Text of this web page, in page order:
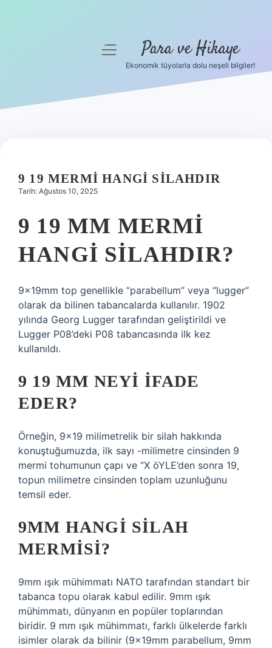
Hakkımızda
menüyü
Para ve Hikaye
Ekonomik tüyolarla dolu neşeli bilgiler!
9 19 MERMI HANGI SILAHDIR
Tarih: Ağustos 10, 2025
9 19 MM MERMI
HANGI SILAHDIR?
9x19mm top genellikle “parabellum” veya “lugger”
olarak da bilinen tabancalarda kullanılır. 1902
yılında Georg Lugger tarafından geliştirildi ve
Lugger P08’deki P08 tabancasında ilk kez
kullanıldı.
9 19 MM NEYI IFADE
EDER?
Örneğin, 9×19 milimetrelik bir silah hakkında
konuştuğumuzda, ilk sayı -milimetre cinsinden 9
mermi tohumunun çapı ve “X öYLE’den sonra 19,
topun milimetre cinsinden toplam uzunluğunu
temsil eder.
9MM HANGI SILAH
MERMISI?
9mm ışık mühimmatı NATO tarafından standart bir
tabanca topu olarak kabul edilir. 9mm ışık
mühimmatı, dünyanın en popüler toplarından
biridir. 9 mm ışık mühimmatı, farklı ülkelerde farklı
isimler olarak da bilinir (9x19mm parabellum, 9mm